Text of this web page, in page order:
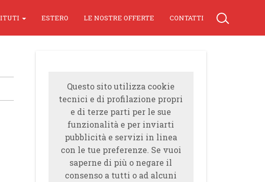
ESTERO LE NOSTRE OFFERTE CONTATTI
Questo sito utilizza cookie
tecnici e di profilazione propri
e di terze parti per le sue
funzionalità e per inviarti
pubblicità e servizi in linea
con le tue preferenze. Se vuoi
saperne di più o negare il
consenso a tutti o ad alcuni